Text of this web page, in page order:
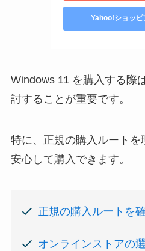
Yahoo!ショッピ
Windows 11 を購入する際
討することが重要です。
特に、正規の購入ルートを
安心して購入できます。
正規の購入ルートを
オンラインストアの